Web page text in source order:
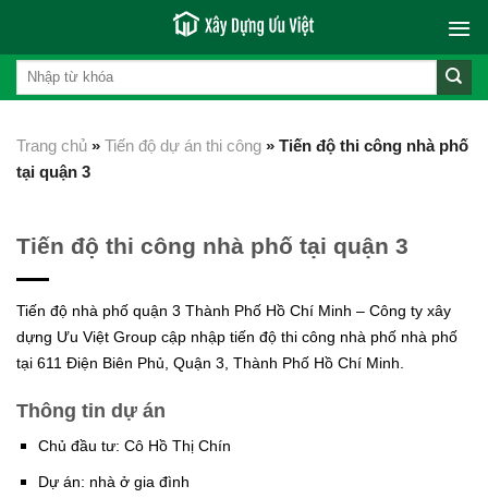
content
Trang chủ » Tiến độ dự án thi công » Tiến độ thi công nhà phố
tại quận 3
Tiến độ thi công nhà phố tại quận 3
Tiến độ nhà phố quận 3 Thành Phố Hồ Chí Minh – Công ty xây
dựng Ưu Việt Group cập nhập tiến độ thi công nhà phố nhà phố
tại 611 Điện Biên Phủ, Quận 3, Thành Phố Hồ Chí Minh.
Thông tin dự án
Chủ đầu tư: Cô Hồ Thị Chín
Dự án: nhà ở gia đình